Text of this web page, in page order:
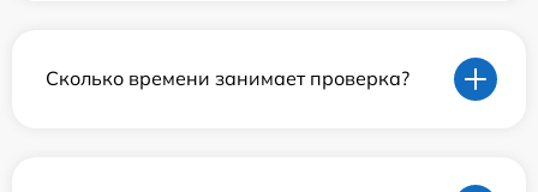
Сколько времени занимает проверка?